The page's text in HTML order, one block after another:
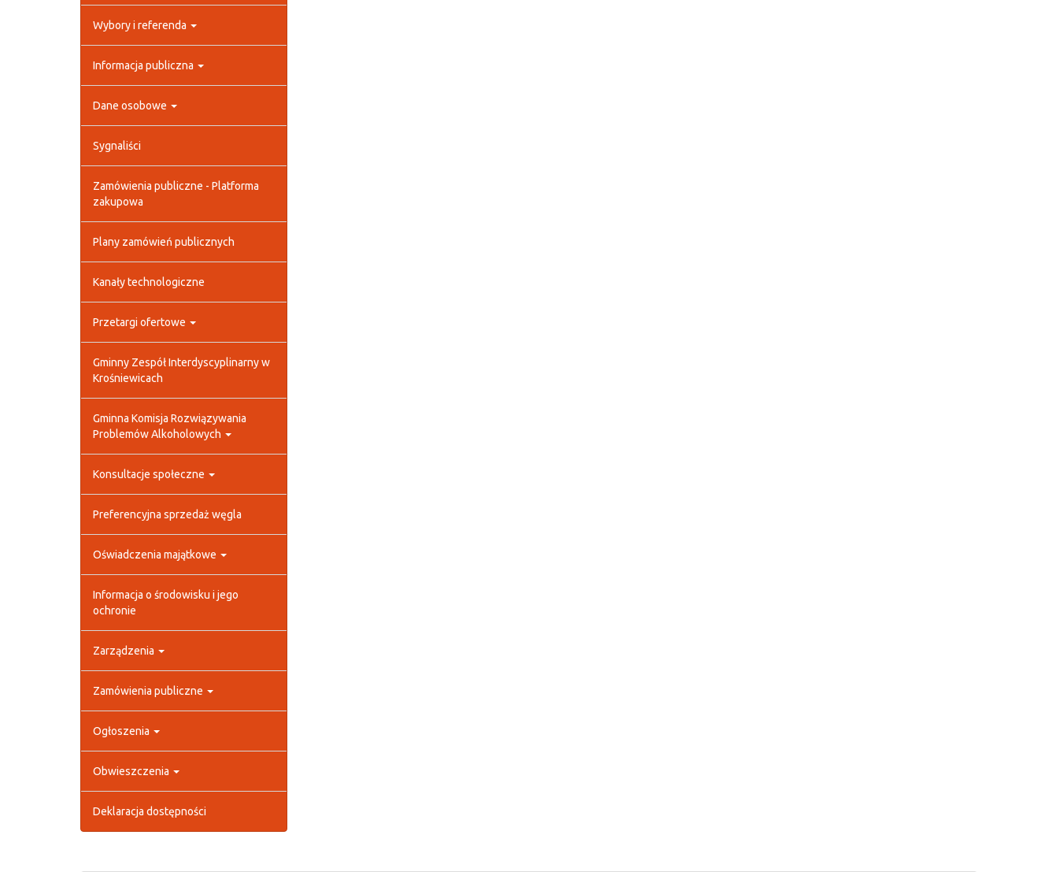
Wybory i referenda
Informacja publiczna
Dane osobowe
Sygnaliści
Zamówienia publiczne - Platforma
zakupowa
Plany zamówień publicznych
Kanały technologiczne
Przetargi ofertowe
Gminny Zespół Interdyscyplinarny w
Krośniewicach
Gminna Komisja Rozwiązywania
Problemów Alkoholowych
Konsultacje społeczne
Preferencyjna sprzedaż węgla
Oświadczenia majątkowe
Informacja o środowisku i jego
ochronie
Zarządzenia
Zamówienia publiczne
Ogłoszenia
Obwieszczenia
Deklaracja dostępności